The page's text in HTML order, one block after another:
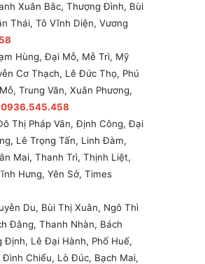
Xuân Bắc, Thượng Đình, Bùi
Thái, Tô Vĩnh Diện, Vương
Hùng, Đại Mỗ, Mễ Trì, Mỹ
Cơ Thạch, Lê Đức Thọ, Phú
Trung Văn, Xuân Phương,
0936.545.458
Thị Pháp Vân, Định Công, Đại
Lê Trọng Tấn, Linh Đàm,
Mai, Thanh Trì, Thịnh Liệt,
Hưng, Yên Sở, Times
Du, Bùi Thị Xuân, Ngô Thì
Đằng, Thanh Nhàn, Bách
Định, Lê Đại Hành, Phố Huế,
Chiểu, Lò Đúc, Bạch Mai,